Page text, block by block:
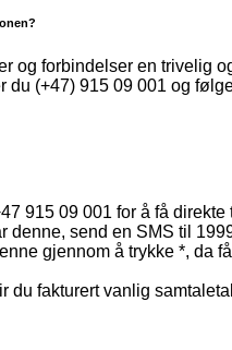
og forbindelser en trivelig
du (+47) 915 09 001 og
915 09 001 for å få
denne, send en SMS til
gjennom å trykke *, da
du fakturert vanlig